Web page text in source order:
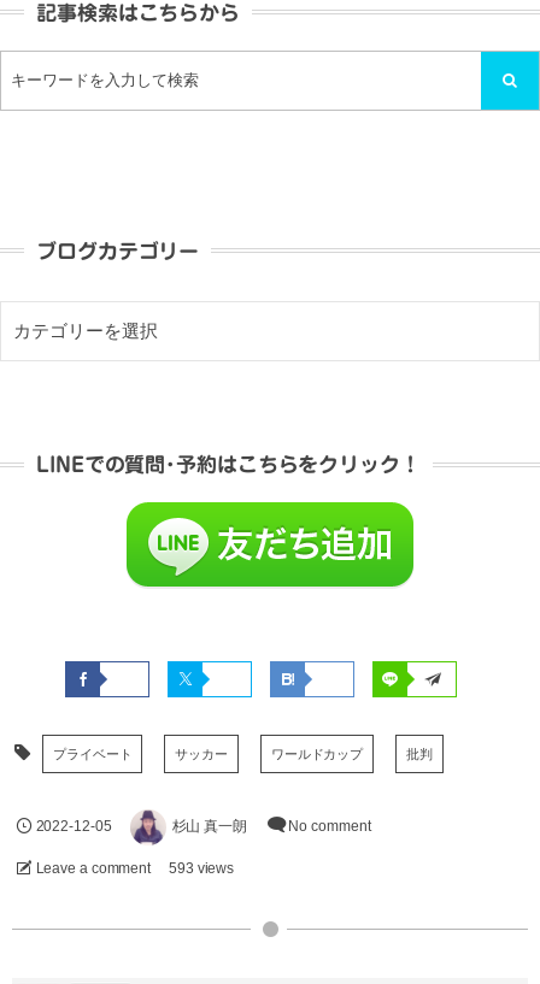
記事検索はこちらから
ブログカテゴリー
LINEでの質問･予約はこちらをクリック！
プライベート サッカー ワールドカップ 批判
2022-12-05 杉山 真一朗 No comment
Leave a comment 593 views